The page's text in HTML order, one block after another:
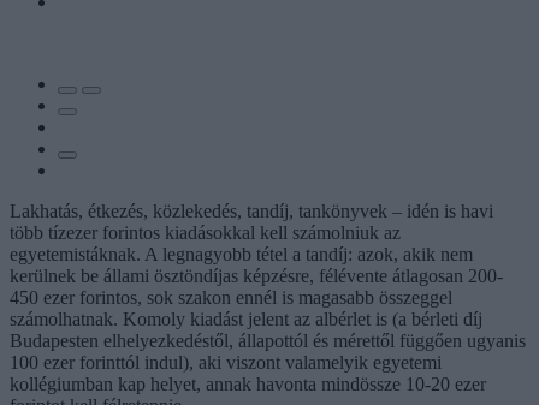
Lakhatás, étkezés, közlekedés, tandíj, tankönyvek – idén is havi
több tízezer forintos kiadásokkal kell számolniuk az
egyetemistáknak. A legnagyobb tétel a tandíj: azok, akik nem
kerülnek be állami ösztöndíjas képzésre, félévente átlagosan 200-
450 ezer forintos, sok szakon ennél is magasabb összeggel
számolhatnak. Komoly kiadást jelent az albérlet is (a bérleti díj
Budapesten elhelyezkedéstől, állapottól és mérettől függően ugyanis
100 ezer forinttól indul), aki viszont valamelyik egyetemi
kollégiumban kap helyet, annak havonta mindössze 10-20 ezer